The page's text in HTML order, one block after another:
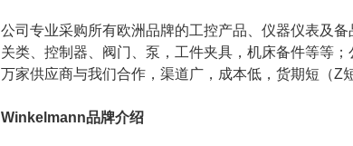
公司专业采购所有欧洲品牌的工控产品、仪器仪表及
关类、控制器、阀门、泵，工件夹具，机床备件等等
万家供应商与我们合作，渠道广，成本低，货期短（Z
Winkelmann品牌介绍